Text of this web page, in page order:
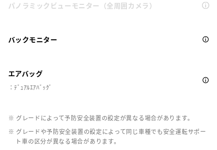
パノラミックビューモニター（全周囲カメラ）
バックモニター
エアバッグ
：ﾃﾞｭｱﾙｴｱﾊﾞｯｸﾞ
※ グレードによって予防安全装置の設定が異なる場合があります。
※ グレードや予防安全装置の設定によって同じ車種でも安全運転サポー
ト車の区分が異なる場合があります。